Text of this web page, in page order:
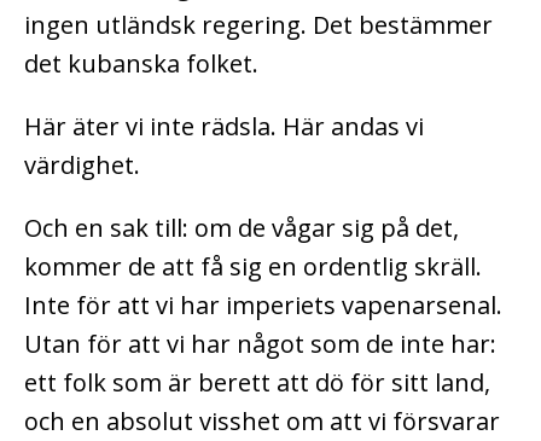
ingen utländsk regering. Det bestämmer
det kubanska folket.
Här äter vi inte rädsla. Här andas vi
värdighet.
Och en sak till: om de vågar sig på det,
kommer de att få sig en ordentlig skräll.
Inte för att vi har imperiets vapenarsenal.
Utan för att vi har något som de inte har:
ett folk som är berett att dö för sitt land,
och en absolut visshet om att vi försvarar